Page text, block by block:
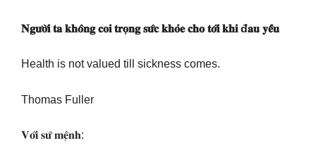
𝐍𝐠𝐮̛𝐨̛̀𝐢 𝐭𝐚 𝐤𝐡𝐨̂𝐧𝐠 𝐜𝐨𝐢 𝐭𝐫𝐨̣𝐧𝐠 𝐬𝐮̛́𝐜 𝐤𝐡𝐨̉𝐞 𝐜𝐡𝐨 𝐭𝐨̛́𝐢 𝐤𝐡𝐢 đ𝐚𝐮 𝐲𝐞̂́𝐮
Health is not valued till sickness comes.
Thomas Fuller
𝐕𝐨̛́𝐢 𝐬𝐮̛́ 𝐦𝐞̣̂𝐧𝐡: